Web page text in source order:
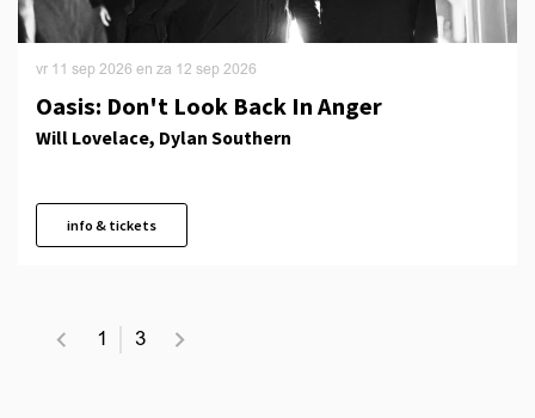
Oasis: Don't Look Back In Anger
Will Lovelace, Dylan Southern
vr 11 sep 2026 en za 12 sep 2026
info & tickets
1 3